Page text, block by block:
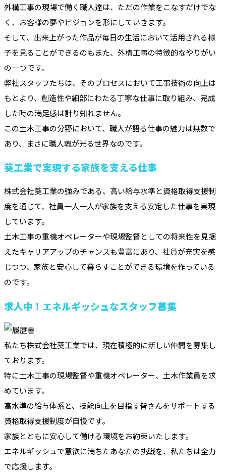
外構工事の現場で働く職人達は、ただの作業をこなすだけでな
く、お客様の夢やビジョンを形にしていきます。
そして、出来上がった作品が毎日の生活において活用される様
子を見ることができるのもまた、外構工事の特徴的なやりがい
の一つです。
弊社スタッフたちは、そのプロセスにおいて工事技術の向上は
もとより、創造性や細部にわたる丁寧な仕事に取り組み、完成
した時の満足感は計り知れません。
この土木工事の分野において、職人が語る仕事の魅力は無数で
あり、まさに職人魂が光る世界なのです。
葵工業で実現する家族を支える仕事
株式会社葵工業の強みである、高い給与水準と資格取得支援制
度を通じて、社員一人一人が家族を支える安定した仕事を実現
しています。
土木工事の重機オペレーターや現場監督としての将来性を見据
えたキャリアアップのチャンスも豊富にあり、社員が充実を感
じつつ、家族と安心して暮らすことができる環境を作っている
のです。
求人中！エネルギッシュなスタッフ募集
私たち株式会社葵工業では、現在積極的に新しい仲間を募集し
ております。
特に土木工事の現場監督や重機オペレーター、土木作業員を求
めています。
高水準の給与体系と、技能向上を目指す皆さんをサポートする
資格取得支援制度が自慢です。
家族とともに安心して働ける環境をお約束いたします。
エネルギッシュで意欲に満ちたあなたの挑戦を、私たちは全力
で応援します。